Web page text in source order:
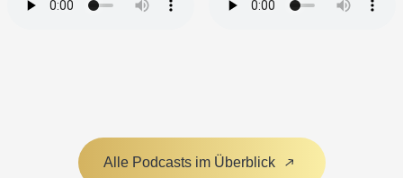
Alle Podcasts im Überblick